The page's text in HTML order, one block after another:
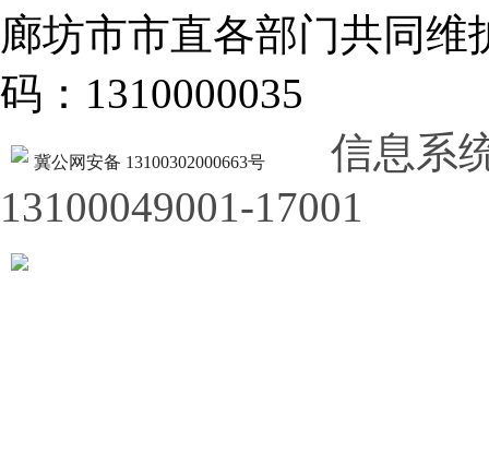
廊坊市市直各部门共同
码：1310000035
冀公网安备 13100302000663号
信息系
13100049001-17001